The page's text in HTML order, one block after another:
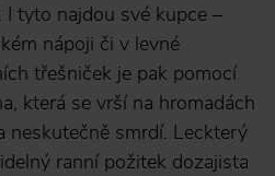
I tyto najdou své kupce –
nápoji či v levné
třešniček je pak pomocí
která se vrší na hromadách
neskutečně smrdí. Leckterý
ranní požitek dozajista